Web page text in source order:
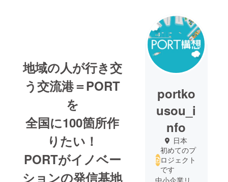
地域の人が行き交
う交流港＝PORT
を
全国に100箇所作
りたい！
PORTがイノベー
ションの発信基地
portko
usou_i
nfo
日本
初めてのプ
ロジェクト
です